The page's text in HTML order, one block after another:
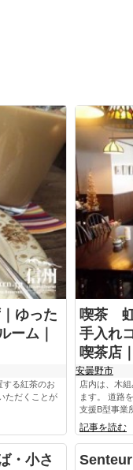
ゆった
ーム｜
する紅茶のお
ただくことが
喫茶 虹
手入れ
喫茶店
安曇野市
店内は、木
ます。 道路
支援B型事業
記事を読む
・小さ